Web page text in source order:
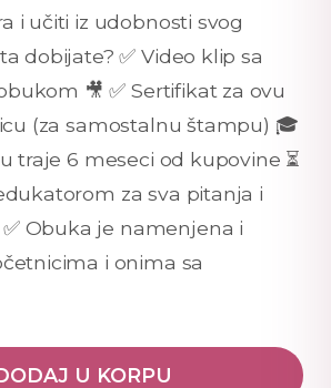
i učiti iz udobnosti svog
dobijate? ✅ Video klip sa
🎥 ✅ Sertifikat za ovu
(za samostalnu štampu) 🎓
traje 6 meseci od kupovine ⏳
za sva pitanja i
Obuka je namenjena i
i onima sa
U KORPU